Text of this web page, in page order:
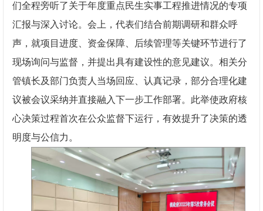
们全程旁听了关于年度重点民生实事工程推进情况的专项
汇报与深入讨论。会上，代表们结合前期调研和群众呼
声，就项目进度、资金保障、后续管理等关键环节进行了
现场询问与监督，并提出具有建设性的意见建议。相关分
管镇长及部门负责人当场回应、认真记录，部分合理化建
议被会议采纳并直接融入下一步工作部署。此举使政府核
心决策过程首次在公众监督下运行，有效提升了决策的透
明度与公信力。